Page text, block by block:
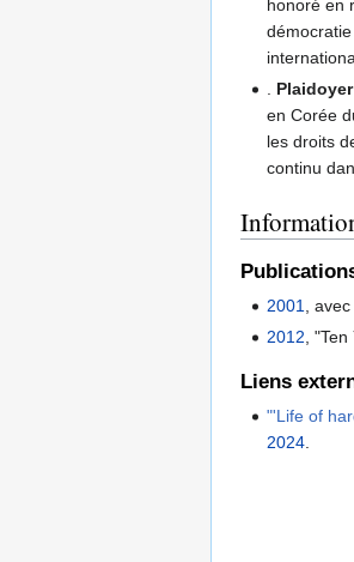
honoré en
.
en Corée
les droits
continu
2001
,
2012,
Liens
"'Life of
2024